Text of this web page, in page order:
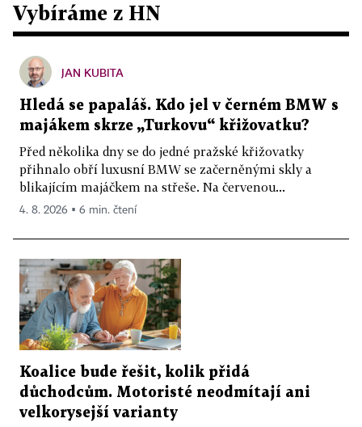
Vybíráme z HN
JAN KUBITA
Hledá se papaláš. Kdo jel v černém BMW s
majákem skrze „Turkovu“ křižovatku?
Před několika dny se do jedné pražské křižovatky
přihnalo obří luxusní BMW se začerněnými skly a
blikajícím majáčkem na střeše. Na červenou...
4. 8. 2026 ▪ 6 min. čtení
Koalice bude řešit, kolik přidá
důchodcům. Motoristé neodmítají ani
velkorysejší varianty